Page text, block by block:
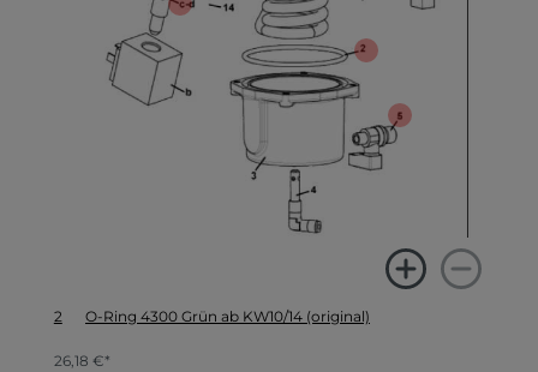
2 O-Ring 4300 Grün ab KW10/14 (original)
26,18 €*